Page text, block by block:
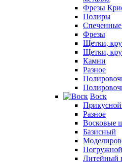
Фрезы
Полиры
Спеченные
Фрезы
Щетки,
Щетки,
Камни
Разное
Воск
Прикусной
Разное
Восковые
Базисный
Погружной
Литейный